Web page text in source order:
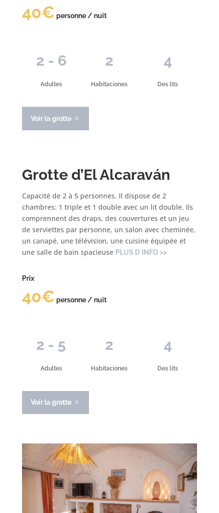
40€ personne / nuit
2 - 6
Adultes
2
Habitaciones
4
Des lits
Voir la grotte
Grotte d’El Alcaraván
Capacité de 2 à 5 personnes. Il dispose de 2
chambres: 1 triple et 1 double avec un lit double. Ils
comprennent des draps, des couvertures et un jeu
de serviettes par personne, un salon avec cheminée,
un canapé, une télévision, une cuisine équipée et
une salle de bain spacieuse PLUS D´INFO >>
Prix
40€ personne / nuit
2 - 5
Adultes
2
Habitaciones
4
Des lits
Voir la grotte